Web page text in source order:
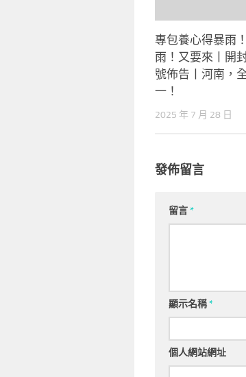
專包養心得暴雨
雨！又要來丨開
號佈告丨河南，
一！
2025 年 7 月 28 日
發佈留言
留言*
顯示名稱*
個人網站網址